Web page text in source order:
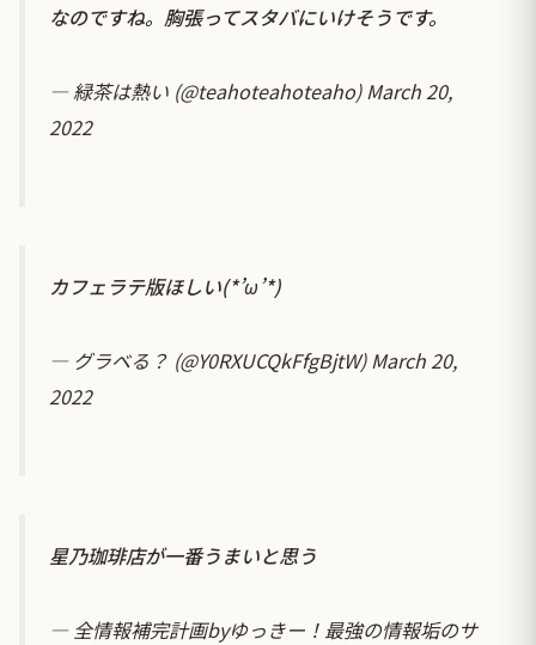
なのですね。胸張ってスタバにいけそうです。
— 緑茶は熱い (@teahoteahoteaho) March 20,
2022
カフェラテ版ほしい(*’ω’*)
— グラベる？ (@Y0RXUCQkFfgBjtW) March 20,
2022
星乃珈琲店が一番うまいと思う
— 全情報補完計画byゆっきー！最強の情報垢のサ